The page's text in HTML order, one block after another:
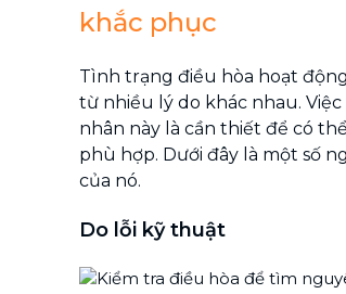
khắc phục
Tình trạng điều hòa hoạt
từ nhiều lý do khác nhau.
nhân này là cần thiết để có
phù hợp. Dưới đây là một số
của nó.
Do lỗi kỹ thuật